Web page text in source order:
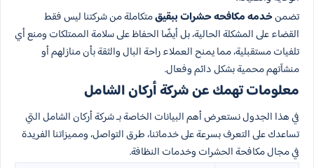
تضمنخدمه مكافحه حشرات ببقيقمتكاملة من شركتنا ليس فقط
القضاء على المشكلة الحالية، بل أيضًا الحفاظ على سلامة الممتلكات ومنع أي
تلفيات مستقبلية، مما يمنح العملاء راحة البال والثقة بأن منازلهم أو
منشآتهم محمية بشكل دائم وفعال.
معلومات تهمك عن شركة أركان الشامل
في هذا الجدول نستعرض أهم البيانات الخاصة بـ شركة أركان الشامل التي
تساعدك على التعرف بسرعة على خدماتنا، طرق التواصل، ومميزاتنا الفريدة
في مجال مكافحة الحشرات وخدمات النظافة.